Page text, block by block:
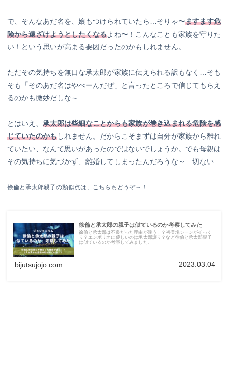
で、そんなあだ名を、娘もつけられていたら…そりゃ〜ますます危
険から遠ざけようとしたくなるよね〜！こんなことも家族を守りた
い！という思いが高まる要因だったのかもしれません。
ただその気持ちを無口な承太郎が家族に伝えられる訳もなく…そも
そも「そのあだ名はやべーんだぜ」と言ったところで信じてもらえ
るのかも微妙だしな～…
とはいえ、 承太郎は些細なことからも家族が巻き込まれる危険を感
じていたのかもしれません。だからこそまずは自分が家族から離れ
ていたい、なんて思いがあったのではないでしょうか。でも母親は
その気持ちに気づかず、離婚してしまったんだろうな～…切ない…
徐倫と承太郎親子の類似点は、こちらもどうぞ～！
徐倫と承太郎の親子は似ているのか考察してみた
徐倫と承太郎は不良だった理由が違う！？初登場シーンがそっく
り？エンポリオに優しいのは承太郎譲り？など徐倫と承太郎親子
は似ているのか考察してみました。
bijutsujojo.com 2023.03.04